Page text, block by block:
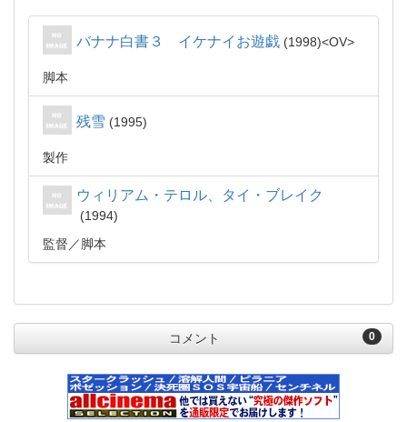
バナナ白書３ イケナイお遊戯 1998 OV
脚本
残雪 1995
製作
ウィリアム・テロル、タイ・ブレイク
1994
監督
脚本
0
コメント